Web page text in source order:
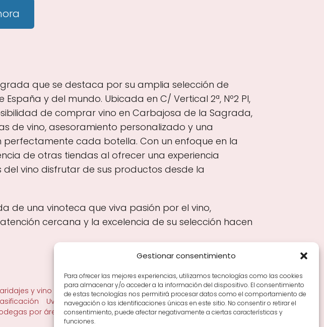
Gestionar consentimiento
Para ofrecer las mejores experiencias, utilizamos tecnologías como las cookies
para almacenar y/o acceder a la información del dispositivo. El consentimiento
de estas tecnologías nos permitirá procesar datos como el comportamiento de
navegación o las identificaciones únicas en este sitio. No consentir o retirar el
consentimiento, puede afectar negativamente a ciertas características y
funciones.
que se destaca por su amplia selección de
y del mundo. Ubicada en C/ Vertical 2ª, Nº2 PI,
de comprar vino en Carbajosa de la Sagrada,
de vino, asesoramiento personalizado y una
cada botella. Con un enfoque en la
de otras tiendas al ofrecer una experiencia
vino disfrutar de sus productos desde la
de una vinoteca que viva pasión por el vino,
cercana y la excelencia de su selección hacen
y vino en la mesa Tiendas de vino por ciudades
Tipos de Rioja y
Uvas y viñedo en Rioja Vino Rioja para empezar
Zonas de Rioja y
por área